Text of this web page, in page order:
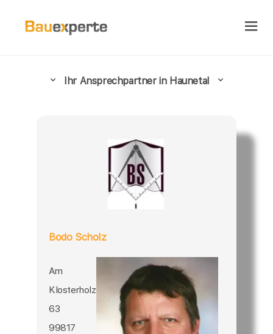
Ihr Ansprechpartner in Haunetal
Bodo Scholz
Am
Klosterholz
63
99817